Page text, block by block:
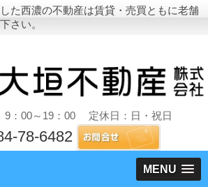
た西濃の不動産は賃貸・売買ともに老舗
さい。
9：00～19：00 定休日：日・祝日
78-6482
MENU